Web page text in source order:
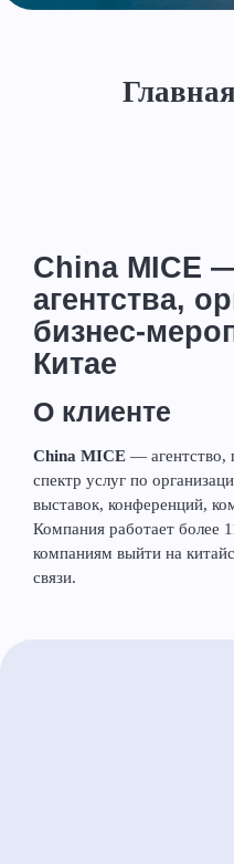
China MICE
агентства,
бизнес-
Китае
О клиенте
China MICE — агентство,
спектр услуг по
выставок, конференций,
Компания работает более
компаниям выйти на
связи.